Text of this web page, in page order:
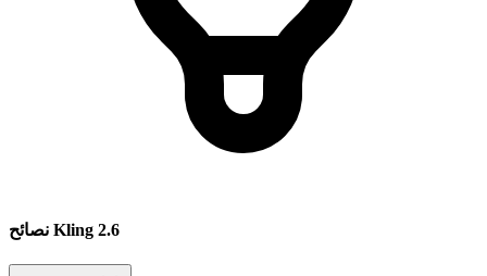
نصائح Kling 2.6